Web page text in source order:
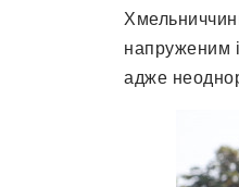
напруженим
адже